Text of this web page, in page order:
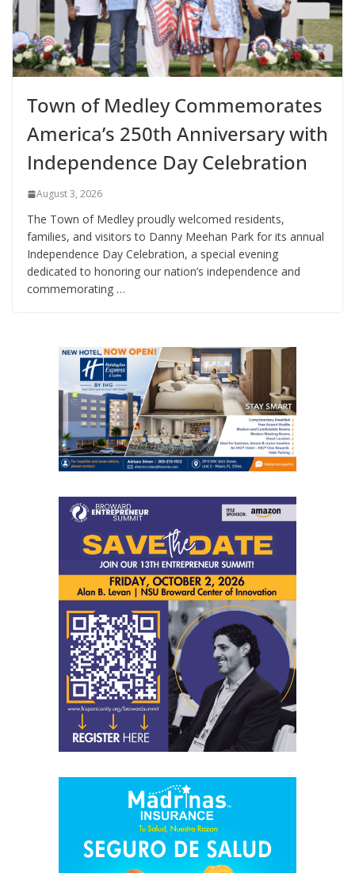
Town of Medley Commemorates
America’s 250th Anniversary with
Independence Day Celebration
August 3, 2026
The Town of Medley proudly welcomed residents,
families, and visitors to Danny Meehan Park for its annual
Independence Day Celebration, a special evening
dedicated to honoring our nation’s independence and
commemorating …